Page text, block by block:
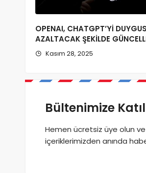
OPENAI, CHATGPT’Yİ
AZALTACAK ŞEKİLDE
Kasım 28, 2025
Bültenimize
Hemen ücretsiz üye olun
içeriklerimizden anında